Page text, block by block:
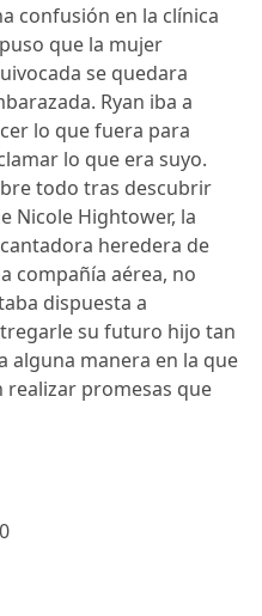
confusión en la clínica
que la mujer
se quedara
Ryan iba a
lo que fuera para
lo que era suyo.
todo tras descubrir
Nicole Hightower, la
heredera de
compañía aérea, no
dispuesta a
su futuro hijo tan
alguna manera en la que
promesas que